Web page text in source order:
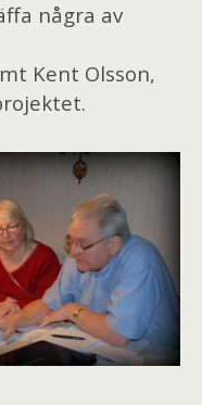
några av
Kent Olsson,